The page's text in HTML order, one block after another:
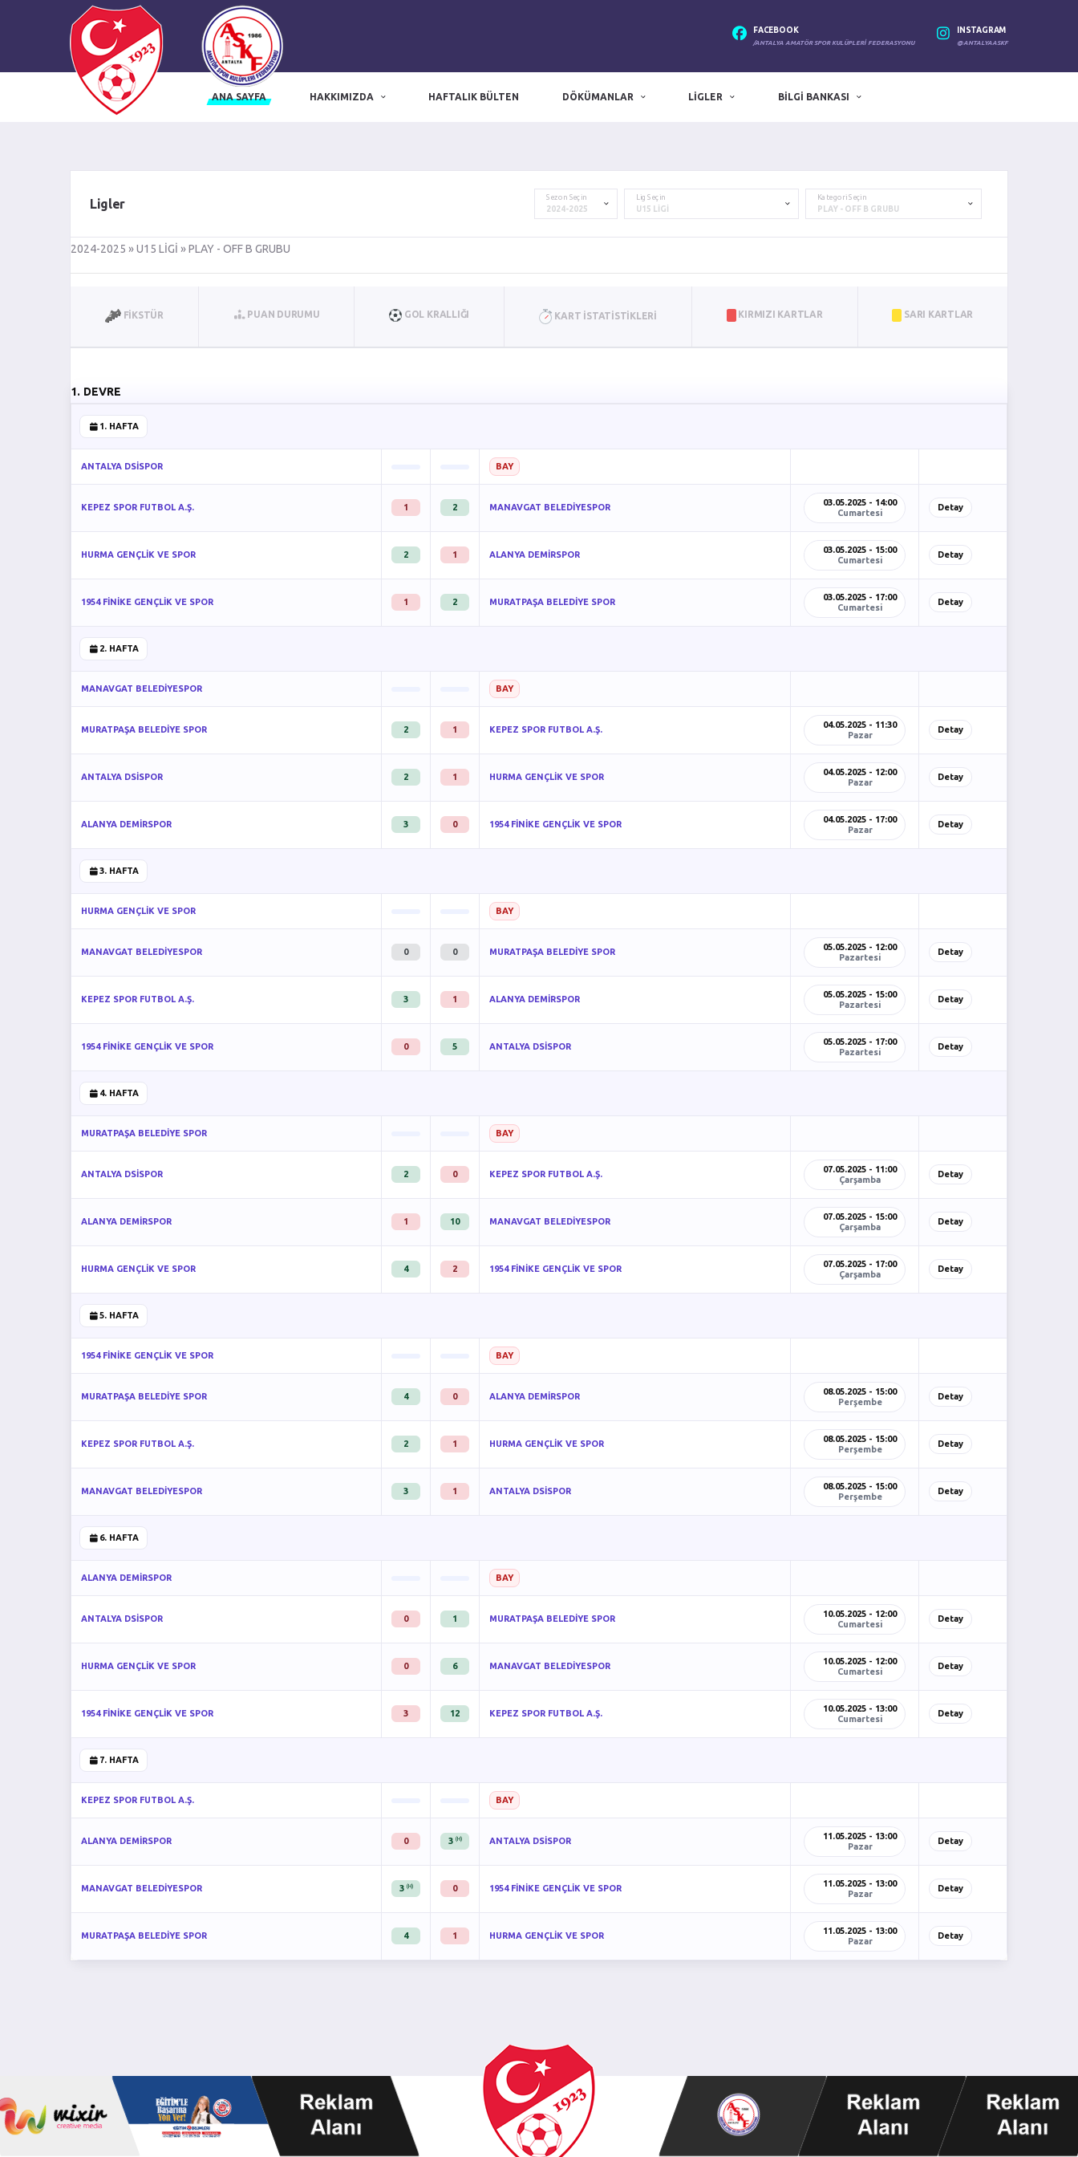
FACEBOOK
/ANTALYA AMATÖR SPOR KULÜPLERI FEDERASYONU
INSTAGRAM
@ANTALYAASKF
ANA SAYFA HAKKIMIZDA HAFTALIK BÜLTEN DÖKÜMANLAR LIGLER BILGI BANKASI
Ligler Sezon Seçin Lig Seçin Kategori Seçin
2024-2025 » U15 LİGİ » PLAY - OFF B GRUBU
FIKSTÜR PUAN DURUMU GOL KRALLIĞI KART İSTATISTIKLERI KIRMIZI KARTLAR SARI KARTLAR
1. DEVRE
1. HAFTA
ANTALYA DSİSPOR BAY
KEPEZ SPOR FUTBOL A.Ş. 1 2 MANAVGAT BELEDİYESPOR
03.05.2025 - 14:00
Cumartesi
Detay
HURMA GENÇLİK VE SPOR 2 1 ALANYA DEMİRSPOR
03.05.2025 - 15:00
Cumartesi
Detay
1954 FİNİKE GENÇLİK VE SPOR 1 2 MURATPAŞA BELEDİYE SPOR
03.05.2025 - 17:00
Cumartesi
Detay
2. HAFTA
MANAVGAT BELEDİYESPOR BAY
MURATPAŞA BELEDİYE SPOR 2 1 KEPEZ SPOR FUTBOL A.Ş.
04.05.2025 - 11:30
Pazar
Detay
ANTALYA DSİSPOR 2 1 HURMA GENÇLİK VE SPOR
04.05.2025 - 12:00
Pazar
Detay
ALANYA DEMİRSPOR 3 0 1954 FİNİKE GENÇLİK VE SPOR
04.05.2025 - 17:00
Pazar
Detay
3. HAFTA
HURMA GENÇLİK VE SPOR BAY
MANAVGAT BELEDİYESPOR 0 0 MURATPAŞA BELEDİYE SPOR
05.05.2025 - 12:00
Pazartesi
Detay
KEPEZ SPOR FUTBOL A.Ş. 3 1 ALANYA DEMİRSPOR
05.05.2025 - 15:00
Pazartesi
Detay
1954 FİNİKE GENÇLİK VE SPOR 0 5 ANTALYA DSİSPOR
05.05.2025 - 17:00
Pazartesi
Detay
4. HAFTA
MURATPAŞA BELEDİYE SPOR BAY
ANTALYA DSİSPOR 2 0 KEPEZ SPOR FUTBOL A.Ş.
07.05.2025 - 11:00
Çarşamba
Detay
ALANYA DEMİRSPOR 1 10 MANAVGAT BELEDİYESPOR
07.05.2025 - 15:00
Çarşamba
Detay
HURMA GENÇLİK VE SPOR 4 2 1954 FİNİKE GENÇLİK VE SPOR
07.05.2025 - 17:00
Çarşamba
Detay
5. HAFTA
1954 FİNİKE GENÇLİK VE SPOR BAY
MURATPAŞA BELEDİYE SPOR 4 0 ALANYA DEMİRSPOR
08.05.2025 - 15:00
Perşembe
Detay
KEPEZ SPOR FUTBOL A.Ş. 2 1 HURMA GENÇLİK VE SPOR
08.05.2025 - 15:00
Perşembe
Detay
MANAVGAT BELEDİYESPOR 3 1 ANTALYA DSİSPOR
08.05.2025 - 15:00
Perşembe
Detay
6. HAFTA
ALANYA DEMİRSPOR BAY
ANTALYA DSİSPOR 0 1 MURATPAŞA BELEDİYE SPOR
10.05.2025 - 12:00
Cumartesi
Detay
HURMA GENÇLİK VE SPOR 0 6 MANAVGAT BELEDİYESPOR
10.05.2025 - 12:00
Cumartesi
Detay
1954 FİNİKE GENÇLİK VE SPOR 3 12 KEPEZ SPOR FUTBOL A.Ş.
10.05.2025 - 13:00
Cumartesi
Detay
7. HAFTA
KEPEZ SPOR FUTBOL A.Ş. BAY
ALANYA DEMİRSPOR 0 3 (H) ANTALYA DSİSPOR
11.05.2025 - 13:00
Pazar
Detay
MANAVGAT BELEDİYESPOR 3 (H) 0 1954 FİNİKE GENÇLİK VE SPOR
11.05.2025 - 13:00
Pazar
Detay
MURATPAŞA BELEDİYE SPOR 4 1 HURMA GENÇLİK VE SPOR
11.05.2025 - 13:00
Pazar
Detay